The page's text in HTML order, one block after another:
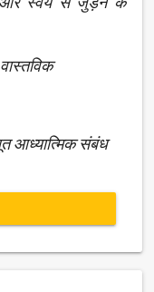
आध्यात्मिक संबंध